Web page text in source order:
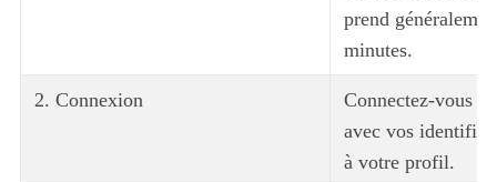
prend
minutes.
2. Connexion
Connectez-vous à
avec vos
à votre profil.